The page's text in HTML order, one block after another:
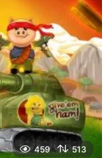
459 513